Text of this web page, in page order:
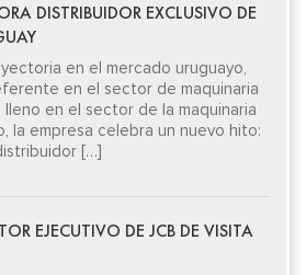
DISTRIBUIDOR EXCLUSIVO DE
en el mercado uruguayo,
en el sector de maquinaria
lleno en el sector de la maquinaria
la empresa celebra un nuevo hito:
[…]
EJECUTIVO DE JCB DE VISITA